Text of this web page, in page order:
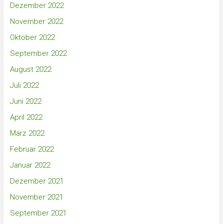
Dezember 2022
November 2022
Oktober 2022
September 2022
August 2022
Juli 2022
Juni 2022
April 2022
März 2022
Februar 2022
Januar 2022
Dezember 2021
November 2021
September 2021